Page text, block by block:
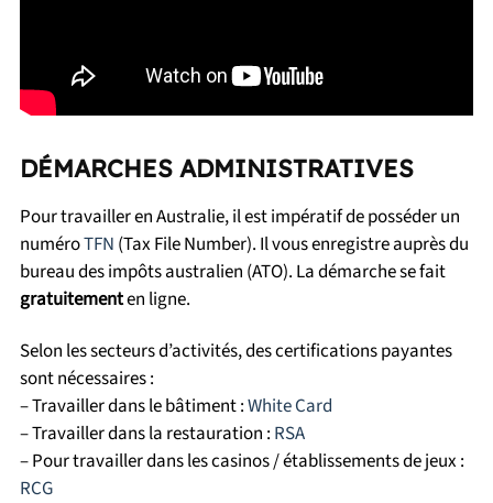
DÉMARCHES ADMINISTRATIVES
Pour travailler en Australie, il est impératif de posséder un
numéroTFN (Tax File Number). Il vous enregistre auprès du
bureau des impôts australien (ATO). La démarche se fait
gratuitementen ligne.
Selon les secteurs d’activités, des certifications payantes
sont nécessaires :
– Travailler dans le bâtiment :White Card
– Travailler dans la restauration : RSA
– Pour travailler dans les casinos / établissements de jeux :
RCG